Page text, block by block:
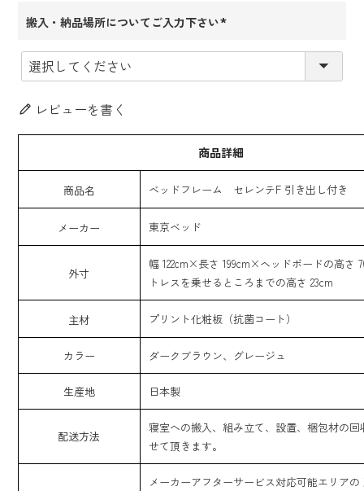
搬入・納品場所についてご入力下さい
レビューを書く
商品詳細
商品名 ベッドフレーム セレンテF 引き出し付き
メーカー 東京ベッド
外寸
幅 122cm×長さ 199cm×ヘッドボードの高さ
トレスを乗せるところまでの高さ 23cm
主材 プリント化粧板（抗菌コート）
カラー ダークブラウン、グレージュ
生産地 日本製
配送方法
寝室への搬入、組み立て、設置、梱包材の回
せて頂きます。
メーカーアフターサービス対応可能エリアの